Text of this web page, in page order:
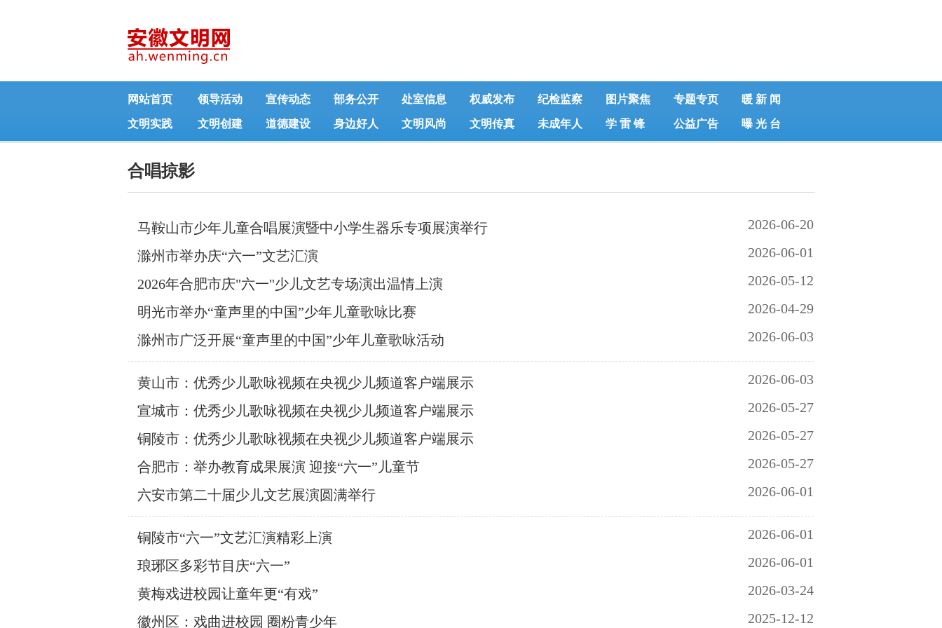
网站首页 领导活动 宣传动态 部务公开 处室信息 权威发布 纪检监察 图片聚焦 专题专页 暖 新 闻
文明实践 文明创建 道德建设 身边好人 文明风尚 文明传真 未成年人 学 雷 锋 公益广告 曝 光 台
合唱掠影
2026-06-20
马鞍山市少年儿童合唱展演暨中小学生器乐专项展演举行
2026-06-01
滁州市举办庆“六一”文艺汇演
2026-05-12
2026年合肥市庆"六一"少儿文艺专场演出温情上演
2026-04-29
明光市举办“童声里的中国”少年儿童歌咏比赛
2026-06-03
滁州市广泛开展“童声里的中国”少年儿童歌咏活动
2026-06-03
黄山市：优秀少儿歌咏视频在央视少儿频道客户端展示
2026-05-27
宣城市：优秀少儿歌咏视频在央视少儿频道客户端展示
2026-05-27
铜陵市：优秀少儿歌咏视频在央视少儿频道客户端展示
2026-05-27
合肥市：举办教育成果展演 迎接“六一”儿童节
2026-06-01
六安市第二十届少儿文艺展演圆满举行
2026-06-01
铜陵市“六一”文艺汇演精彩上演
2026-06-01
琅琊区多彩节目庆“六一”
2026-03-24
黄梅戏进校园让童年更“有戏”
2025-12-12
徽州区：戏曲进校园 圈粉青少年